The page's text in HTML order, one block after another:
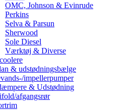
OMC, Johnson & Evinrude
Perkins
Selva & Parsun
Sherwood
Sole Diesel
Værktøj & Diverse
& udstødningsbælge
impellerpumper
& Udstødning
afgangsrør